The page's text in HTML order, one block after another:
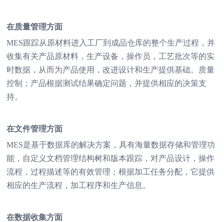
在质量管理方面
MES跟踪从原材料进入工厂到成品仓库的整个生产过程，并
收集有关产品原材料，生产设备，操作员，工艺批次等的实
时数据，从而为产品使用，改进设计和生产提供基础。质量
控制；产品根据测试结果确定问题，并提供相应的决策支
持。
在文件管理方面
MES是基于数据库的解决方案，具有海量数据存储和管理功
能，自定义文档管理结构树和版本跟踪，对产品设计，操作
流程，过程描述等的有效管理；根据加工任务分配，它提供
相应的生产流程，加工程序和生产信息。
在数据收集方面